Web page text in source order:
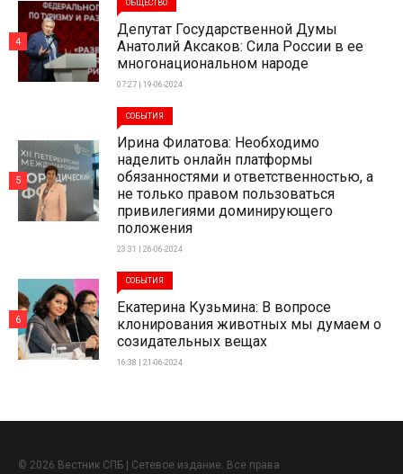
ОБЩЕСТВО
Депутат Государственной Думы
Анатолий Аксаков: Сила России в ее
многонациональном народе
07:27 | 19-06-2024
4
СОБЫТИЯ
Ирина Филатова: Необходимо
наделить онлайн платформы
обязанностями и ответственностью, а
не только правом пользоваться
привилегиями доминирующего
положения
23:31 | 26-06-2024
5
СОБЫТИЯ
Екатерина Кузьмина: В вопросе
клонирования животных мы думаем о
созидательных вещах
16:38 | 21-06-2024
6
© 2026 Вестник СПБ | Сетевое издание. Все права